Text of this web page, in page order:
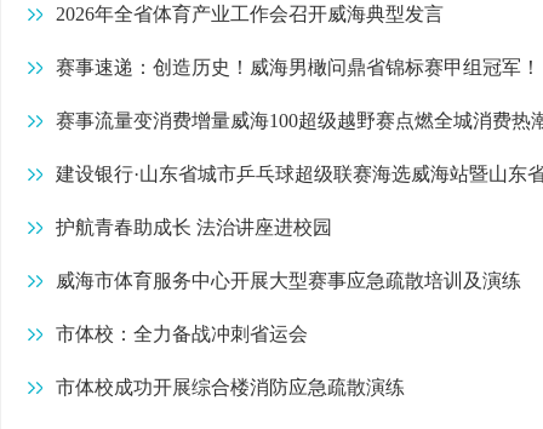
2026年全省体育产业工作会召开威海典型发言
赛事速递：创造历史！威海男橄问鼎省锦标赛甲组冠军！
赛事流量变消费增量威海100超级越野赛点燃全城消费热
建设银行·山东省城市乒乓球超级联赛海选威海站暨山东
护航青春助成长 法治讲座进校园
威海市体育服务中心开展大型赛事应急疏散培训及演练
市体校：全力备战冲刺省运会
市体校成功开展综合楼消防应急疏散演练